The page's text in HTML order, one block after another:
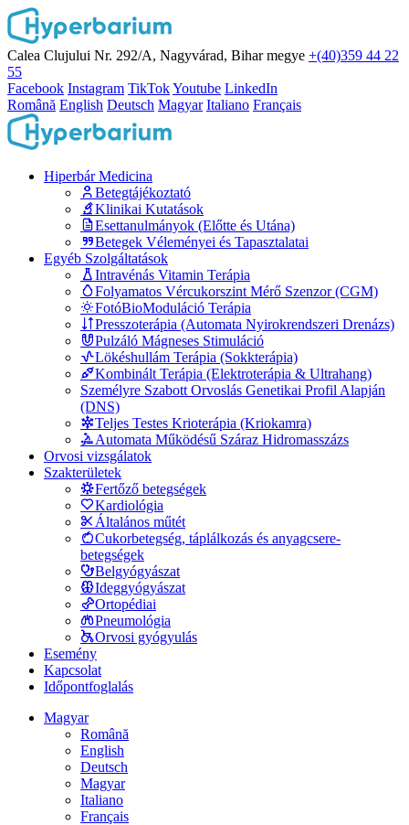
Calea Clujului Nr. 292/A, Nagyvárad, Bihar megye +(40)359 44 22
55
Facebook Instagram TikTokYoutube LinkedIn
Română English Deutsch Magyar Italiano Français
Hiperbár Medicina
Betegtájékoztató
Klinikai Kutatások
Esettanulmányok (Előtte és Utána)
Betegek Véleményei és Tapasztalatai
Egyéb Szolgáltatások
Intravénás Vitamin Terápia
Folyamatos Vércukorszint Mérő Szenzor (CGM)
FotóBioModuláció Terápia
Presszoterápia (Automata Nyirokrendszeri Drenázs)
Pulzáló Mágneses Stimuláció
Lökéshullám Terápia (Sokkterápia)
Kombinált Terápia (Elektroterápia & Ultrahang)
Személyre Szabott Orvoslás Genetikai Profil Alapján
(DNS)
Teljes Testes Krioterápia (Kriokamra)
Automata Működésű Száraz Hidromasszázs
Orvosi vizsgálatok
Szakterületek
Fertőző betegségek
Kardiológia
Általános műtét
Cukorbetegség, táplálkozás és anyagcsere-
betegségek
Belgyógyászat
Ideggyógyászat
Ortopédiai
Pneumológia
Orvosi gyógyulás
Esemény
Kapcsolat
Időpontfoglalás
Magyar
Română
English
Deutsch
Magyar
Italiano
Français